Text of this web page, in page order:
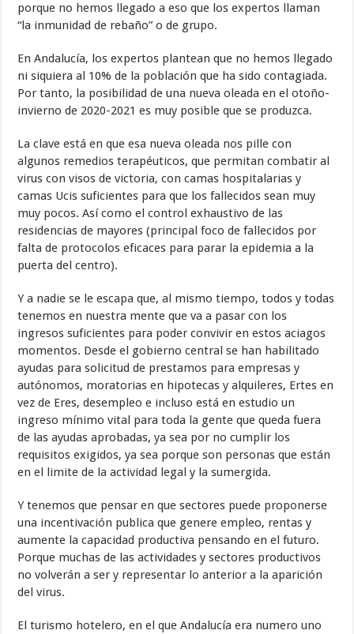
porque no hemos llegado a eso que los expertos llaman
“la inmunidad de rebaño” o de grupo.
En Andalucía, los expertos plantean que no hemos llegado
ni siquiera al 10% de la población que ha sido contagiada.
Por tanto, la posibilidad de una nueva oleada en el otoño-
invierno de 2020-2021 es muy posible que se produzca.
La clave está en que esa nueva oleada nos pille con
algunos remedios terapéuticos, que permitan combatir al
virus con visos de victoria, con camas hospitalarias y
camas Ucis suficientes para que los fallecidos sean muy
muy pocos. Así como el control exhaustivo de las
residencias de mayores (principal foco de fallecidos por
falta de protocolos eficaces para parar la epidemia a la
puerta del centro).
Y a nadie se le escapa que, al mismo tiempo, todos y todas
tenemos en nuestra mente que va a pasar con los
ingresos suficientes para poder convivir en estos aciagos
momentos. Desde el gobierno central se han habilitado
ayudas para solicitud de prestamos para empresas y
autónomos, moratorias en hipotecas y alquileres, Ertes en
vez de Eres, desempleo e incluso está en estudio un
ingreso mínimo vital para toda la gente que queda fuera
de las ayudas aprobadas, ya sea por no cumplir los
requisitos exigidos, ya sea porque son personas que están
en el limite de la actividad legal y la sumergida.
Y tenemos que pensar en que sectores puede proponerse
una incentivación publica que genere empleo, rentas y
aumente la capacidad productiva pensando en el futuro.
Porque muchas de las actividades y sectores productivos
no volverán a ser y representar lo anterior a la aparición
del virus.
El turismo hotelero, en el que Andalucía era numero uno